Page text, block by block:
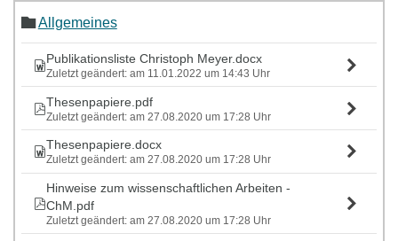
Allgemeines
Publikationsliste Christoph Meyer.docx
Zuletzt geändert: am 11.01.2022 um 14:43 Uhr
Thesenpapiere.pdf
Zuletzt geändert: am 27.08.2020 um 17:28 Uhr
Thesenpapiere.docx
Zuletzt geändert: am 27.08.2020 um 17:28 Uhr
Hinweise zum wissenschaftlichen Arbeiten -
ChM.pdf
Zuletzt geändert: am 27.08.2020 um 17:28 Uhr